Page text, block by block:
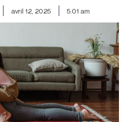
avril 12, 2025 5:01 am